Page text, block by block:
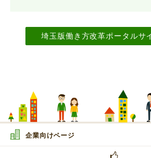
埼玉版働き方改革ポータルサ
企業向けページ